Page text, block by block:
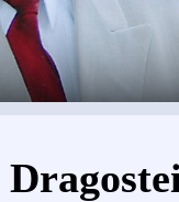
Вы здесь